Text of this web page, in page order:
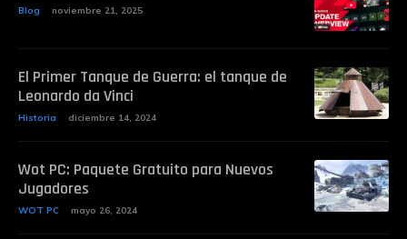
Blog noviembre 21, 2025
El Primer Tanque de Guerra: el tanque de
Leonardo da Vinci
Historia diciembre 14, 2024
Wot PC: Paquete Gratuito para Nuevos
Jugadores
WOT PC mayo 26, 2024